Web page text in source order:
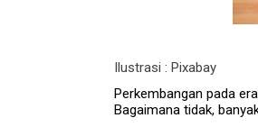
Ilustrasi : Pixabay
Perkembangan pada
Bagaimana tidak,